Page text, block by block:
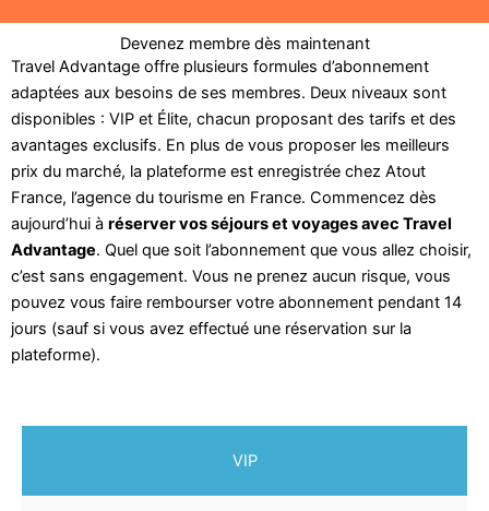
Devenez membre dès maintenant
Travel Advantage offre plusieurs formules d’abonnement
adaptées aux besoins de ses membres. Deux niveaux sont
disponibles : VIP et Élite, chacun proposant des tarifs et des
avantages exclusifs. En plus de vous proposer les meilleurs
prix du marché, la plateforme est enregistrée chez Atout
France, l’agence du tourisme en France. Commencez dès
aujourd’hui à réserver vos séjours et voyages avec Travel
Advantage. Quel que soit l’abonnement que vous allez choisir,
c’est sans engagement. Vous ne prenez aucun risque, vous
pouvez vous faire rembourser votre abonnement pendant 14
jours (sauf si vous avez effectué une réservation sur la
plateforme).
VIP